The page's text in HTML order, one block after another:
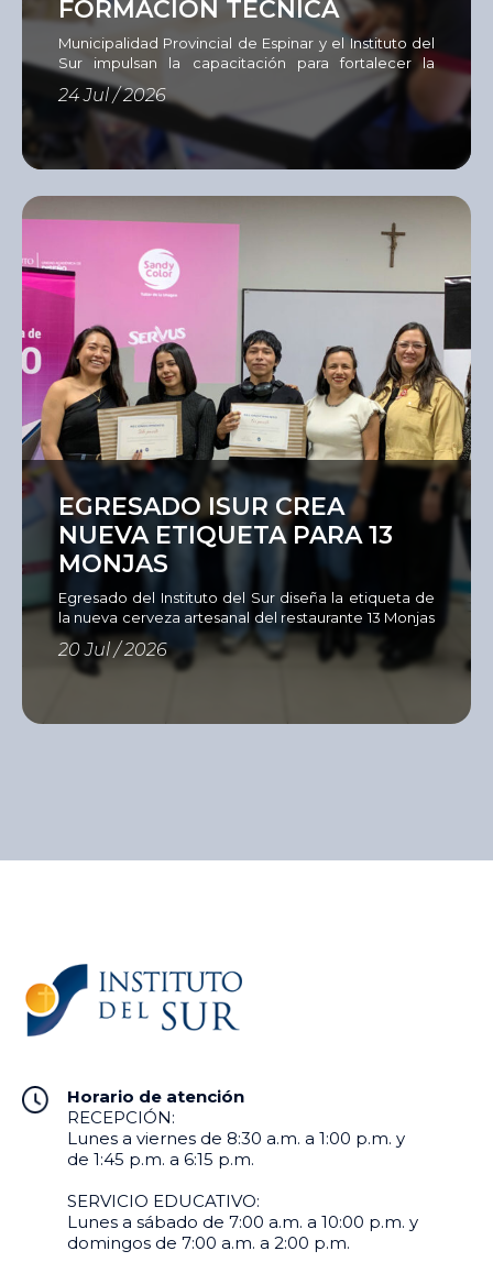
FORMACIÓN TÉCNICA
Municipalidad Provincial de Espinar y el Instituto del
Sur impulsan la capacitación para fortalecer la
empleabilidad La Municipalidad Provincial de
Espinar, en coordinación con el Instituto del Sur
(ISUR), desarrollan un programa de capacitación
dirigido a 60 personas en situación de
vulnerabilidad, entre jóvenes, adultos y
competencias, actualizar sus conocimientos o
aprender un […]
24 Jul / 2026
EGRESADO ISUR CREA
NUEVA ETIQUETA PARA 13
MONJAS
Egresado del Instituto del Sur diseña la etiqueta de
la nueva cerveza artesanal del restaurante 13 Monjas
Como parte de su compromiso con una formación
estrechamente vinculada al entorno profesional, la
Unidad Académica de Diseño del Instituto del Sur,
20 Jul / 2026
Ver
Horario de atención
RECEPCIÓN:
Lunes a viernes de 8:30 a.m. a 1:00 p.m. y
de 1:45 p.m. a 6:15 p.m.
SERVICIO EDUCATIVO:
Lunes a sábado de 7:00 a.m. a 10:00 p.m. y
domingos de 7:00 a.m. a 2:00 p.m.